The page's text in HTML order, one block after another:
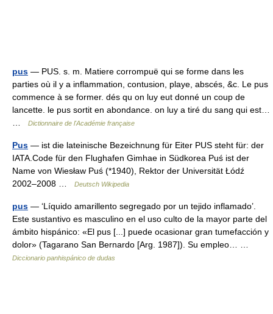
pus — PUS. s. m. Matiere corrompuë qui se forme dans les
parties où il y a inflammation, contusion, playe, abscés, &c. Le pus
commence à se former. dés qu on luy eut donné un coup de
lancette. le pus sortit en abondance. on luy a tiré du sang qui est…
Dictionnaire de l'Académie française
Pus — ist die lateinische Bezeichnung für Eiter PUS steht für: der
IATA.Code für den Flughafen Gimhae in Südkorea Puś ist der
Name von Wiesław Puś (*1940), Rektor der Universität Łódź
2002–2008 …
Deutsch Wikipedia
pus — ‘Líquido amarillento segregado por un tejido inflamado’.
Este sustantivo es masculino en el uso culto de la mayor parte del
ámbito hispánico: «El pus [...] puede ocasionar gran tumefacción y
dolor» (Tagarano San Bernardo [Arg. 1987]). Su empleo… …
Diccionario panhispánico de dudas